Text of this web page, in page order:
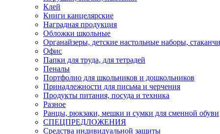
Клей
Книги канцелярские
Наградная продукция
Обложки школьные
Органайзеры, детские настольные наборы,
Офис
Папки для труда, для тетрадей
Пеналы
Портфолио для школьников и дошкольников
Принадлежности для письма и черчения
Продукты питания, посуда и техника
Разное
Ранцы, рюкзаки, мешки и сумки для сменной обуви
СПЕЦПРЕДЛОЖЕНИЯ
Средства индивидуальной защиты